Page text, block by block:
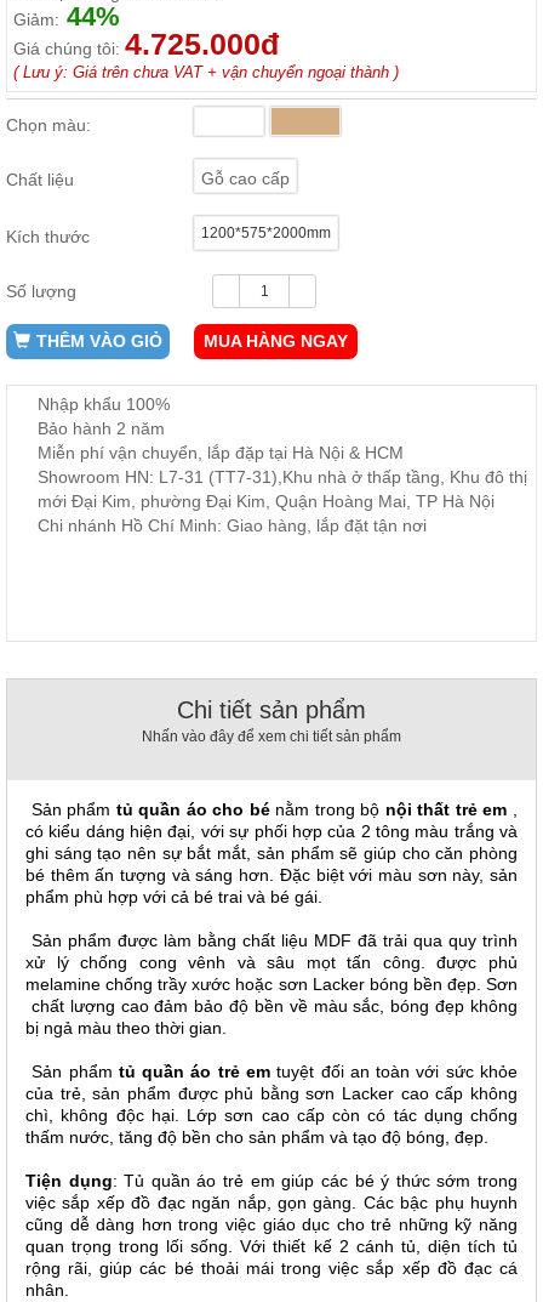
điểm
Nội
Thất
ăn,
kệ
Nội
Thất
Ban
Công,
Vườn
Trang
Nội
Thất
Nhà
Hàng
Hàng
Giảm: 44%
Giá chúng tôi: 4.725.000đ
( Lưu ý: Giá trên chưa VAT + vận chuyển ngoại thành )
Chọn màu:
Chất liệu Gỗ cao cấp
Kích thước 1200*575*2000mm
Số lượng
THÊM VÀO GIỎ MUA HÀNG NGAY
Nhập khẩu 100%
Bảo hành 2 năm
Miễn phí vận chuyển, lắp đặp tại Hà Nội & HCM
Showroom HN: L7-31 (TT7-31),Khu nhà ở thấp tầng, Khu đô thị
mới Đại Kim, phường Đại Kim, Quận Hoàng Mai, TP Hà Nội
Chi nhánh Hồ Chí Minh: Giao hàng, lắp đặt tận nơi
Chi tiết sản phẩm
Nhấn vào đây để xem chi tiết sản phẩm
Sản phẩm tủ quần áo cho bénằm trong bộ nội thất trẻ em ,
có kiểu dáng hiện đại, với sự phối hợp của 2 tông màu trắng và
ghi sáng tạo nên sự bắt mắt, sản phẩm sẽ giúp cho căn phòng
bé thêm ấn tượng và sáng hơn. Đặc biệt với màu sơn này, sản
phẩm phù hợp với cả bé trai và bé gái.
Sản phẩm được làm bằng chất liệu MDF đã trải qua quy trình
xử lý chống cong vênh và sâu mọt tấn công. được phủ
melamine chống trầy xước hoặc sơn Lacker bóng bền đẹp. Sơn
chất lượng cao đảm bảo độ bền về màu sắc, bóng đẹp không
bị ngả màu theo thời gian.
Sản phẩm tủ quần áo trẻ em tuyệt đối an toàn với sức khỏe
của trẻ, sản phẩm được phủ bằng sơn Lacker cao cấp không
chì, không độc hại. Lớp sơn cao cấp còn có tác dụng chống
thấm nước, tăng độ bền cho sản phẩm và tạo độ bóng, đẹp.
Tiện dụng: Tủ quần áo trẻ em giúp các bé ý thức sớm trong
việc sắp xếp đồ đạc ngăn nắp, gọn gàng. Các bậc phụ huynh
cũng dễ dàng hơn trong việc giáo dục cho trẻ những kỹ năng
quan trọng trong lối sống. Với thiết kế 2 cánh tủ, diện tích tủ
rộng rãi, giúp các bé thoải mái trong việc sắp xếp đồ đạc cá
nhân.